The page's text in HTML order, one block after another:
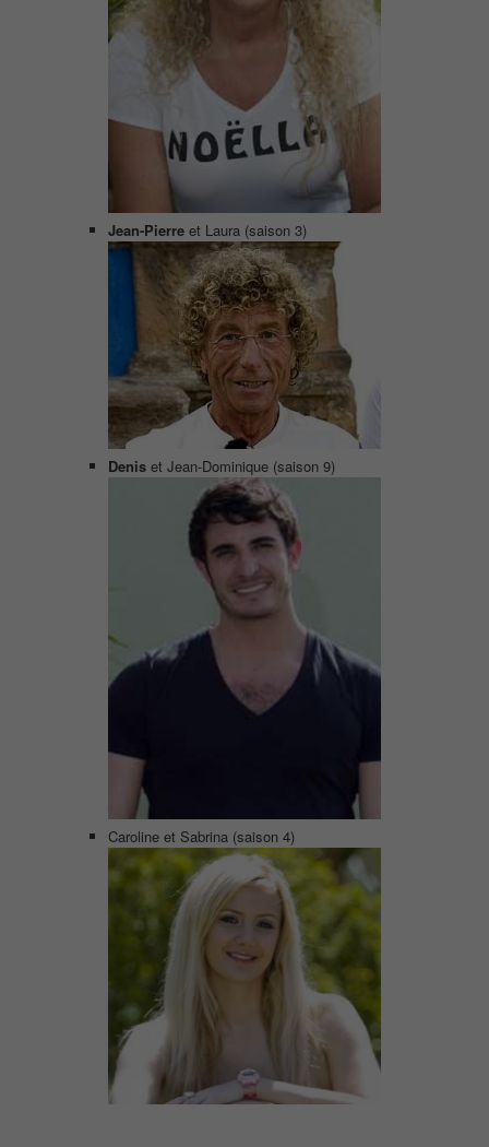
Jean-Pierreet Laura (saison 3)
Denis et Jean-Dominique (saison 9)
Caroline et Sabrina (saison 4)